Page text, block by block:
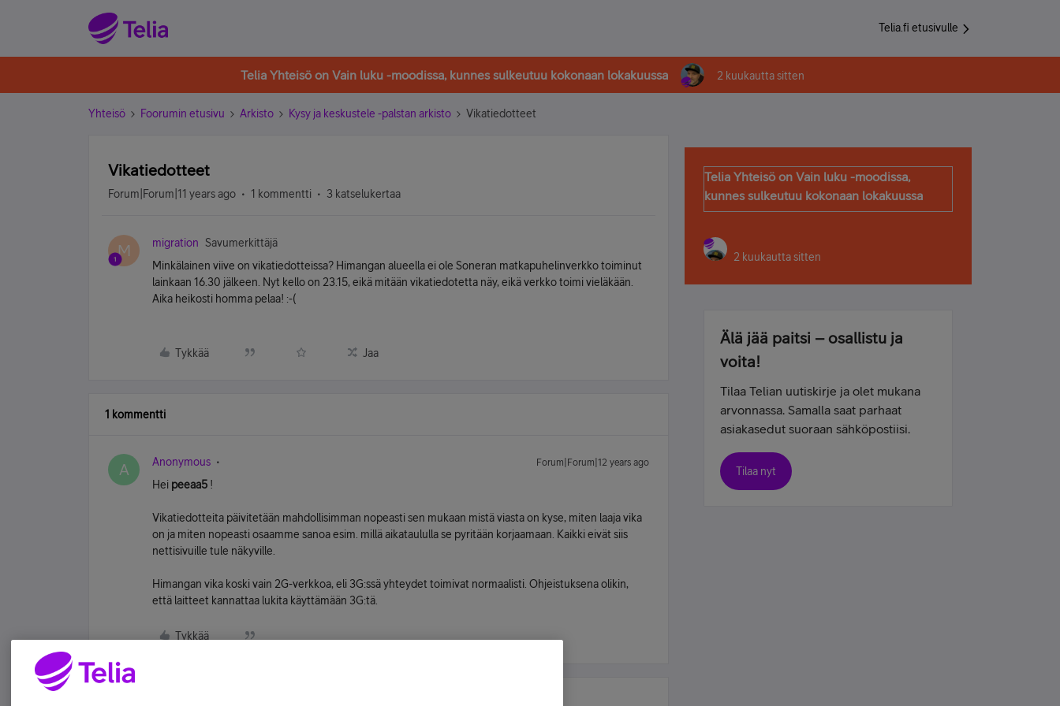
Telia.fi etusivulle
Telia Yhteisö on Vain luku -moodissa, kunnes sulkeutuu kokonaan lokakuussa 2 kuukautta sitten
Yhteisö Foorumin etusivu Arkisto Kysy ja keskustele -palstan arkisto Vikatiedotteet
Vikatiedotteet
Forum|Forum|11 years ago 1 kommentti 3 katselukertaa
M migration
Savumerkittäjä
Minkälainen viive on vikatiedotteissa? Himangan alueella ei ole Soneran matkapuhelinverkko toiminut
lainkaan 16.30 jälkeen. Nyt kello on 23.15, eikä mitään vikatiedotetta näy, eikä verkko toimi vieläkään.
Aika heikosti homma pelaa! :-(
Tykkää Jaa
1 kommentti
A Anonymous Forum|Forum|12 years ago
Hei peeaa5 !
Vikatiedotteita päivitetään mahdollisimman nopeasti sen mukaan mistä viasta on kyse, miten laaja vika
on ja miten nopeasti osaamme sanoa esim. millä aikataululla se pyritään korjaamaan. Kaikki eivät siis
nettisivuille tule näkyville.
Himangan vika koski vain 2G-verkkoa, eli 3G:ssä yhteydet toimivat normaalisti. Ohjeistuksena olikin,
että laitteet kannattaa lukita käyttämään 3G:tä.
Tykkää
Telia Yhteisö on Vain luku -moodissa,
kunnes sulkeutuu kokonaan lokakuussa
2 kuukautta sitten
Älä jää paitsi – osallistu ja
voita!
Tilaa Telian uutiskirje ja olet mukana
arvonnassa. Samalla saat parhaat
asiakasedut suoraan sähköpostiisi.
Tilaa nyt